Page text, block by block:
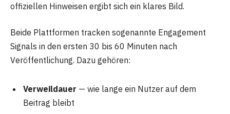
offiziellen Hinweisen ergibt sich ein klares Bild.
Beide Plattformen tracken sogenannte Engagement
Signals in den ersten 30 bis 60 Minuten nach
Veröffentlichung. Dazu gehören:
Verweildauer — wie lange ein Nutzer auf dem
Beitrag bleibt